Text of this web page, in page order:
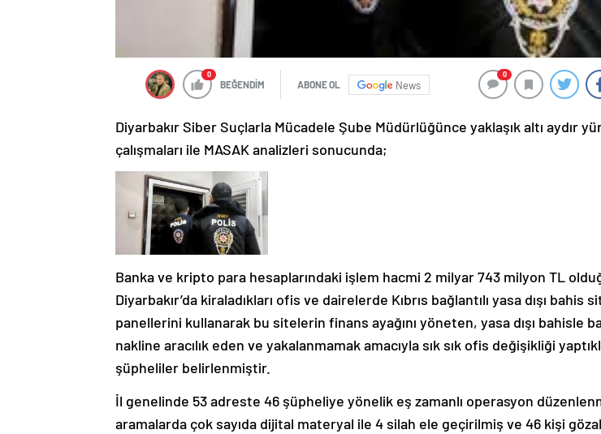
0
BEĞENDİM ABONE OL News
0
Diyarbakır Siber Suçlarla Mücadele Şube Müdürlüğünce yaklaşık altı aydır
çalışmaları ile MASAK analizleri sonucunda;
Banka ve kripto para hesaplarındaki işlem hacmi 2 milyar 743 milyon TL
Diyarbakır’da kiraladıkları ofis ve dairelerde Kıbrıs bağlantılı yasa dışı bahis
panellerini kullanarak bu sitelerin finans ayağını yöneten, yasa dışı bahisle
nakline aracılık eden ve yakalanmamak amacıyla sık sık ofis değişikliği
şüpheliler belirlenmiştir.
İl genelinde 53 adreste 46 şüpheliye yönelik eş zamanlı operasyon
aramalarda çok sayıda dijital materyal ile 4 silah ele geçirilmiş ve 46 kişi